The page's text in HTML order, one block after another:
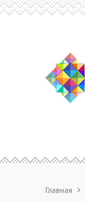
Главная